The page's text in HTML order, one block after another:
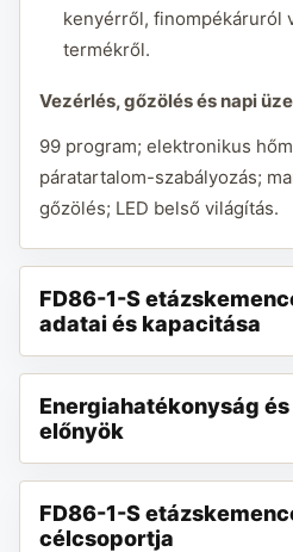
kenyérről, finompékáruról
termékről.
Vezérlés, gőzölés és napi
99 program; elektronikus
páratartalom-szabályozás;
gőzölés; LED belső világítás.
FD86-1-S
adatai és kapacitása
Energiahatékonyság
előnyök
FD86-1-S
célcsoportja